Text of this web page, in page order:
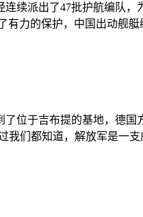
续派出了47批护航编队，
有力的保护，中国出动舰
位于吉布提的基地，德国
们都知道，解放军是一